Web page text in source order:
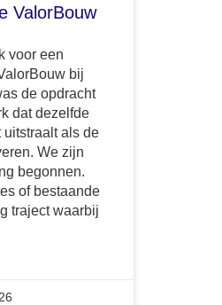
ValorBouw
voor een
bij
de opdracht
dat dezelfde
als de
We zijn
begonnen.
of bestaande
traject waarbij